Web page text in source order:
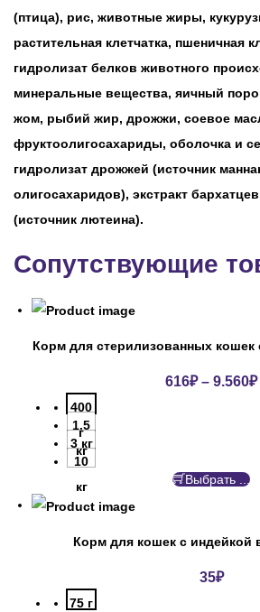
(птица), рис, животные жиры,
растительная клетчатка, пшеничная
гидролизат белков животного
минеральные вещества, яичный
жом, рыбий жир, дрожжи, соевое
фруктоолигосахариды, оболочка и
гидролизат дрожжей (источник
олигосахаридов), экстракт
(источник лютеина).
Сопутствующие
Корм для стерилизованных кошек
616₽– 9.560₽
400
г
1.5
кг
3 кг
10
кг
Выбрать ...
Корм для кошек с индейкой
35₽
75 г